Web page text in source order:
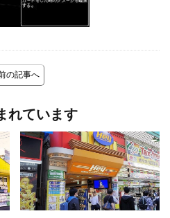
前の記事へ
れています